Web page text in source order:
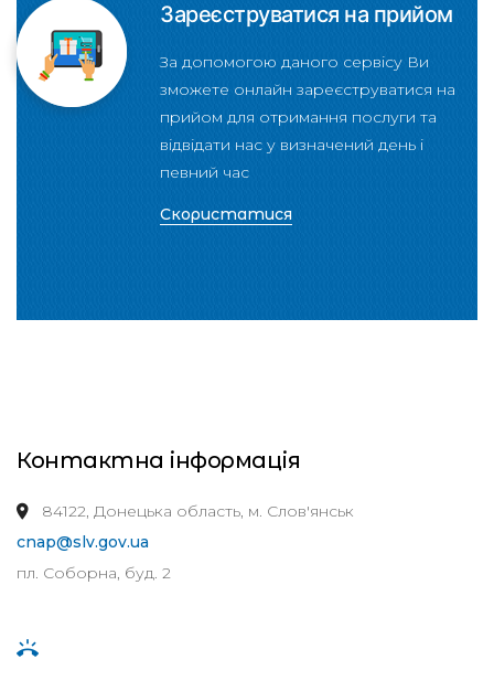
Зареєструватися на прийом
За допомогою даного сервісу Ви
зможете онлайн зареєструватися на
прийом для отримання послуги та
відвідати нас у визначений день і
певний час
Скористатися
Контактна інформація
84122, Донецька область, м. Слов'янськ
cnap@slv.gov.ua
пл. Соборна, буд. 2